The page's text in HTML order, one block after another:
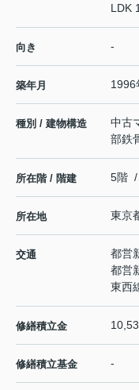
LDK
向き -
築年月 1996
種別 / 建物構造
中古
部鉄
所在階 / 階建 5階 /
所在地 東京
交通 都営
都営
東西
修繕積立金
修繕積立基金 -